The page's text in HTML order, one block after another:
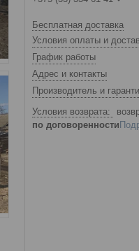
Бесплатная доставка
Условия оплаты и
График работы
Адрес и контакты
Производитель и
по договоренности